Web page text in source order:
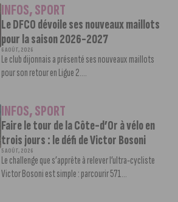
INFOS,SPORT
Le DFCO dévoile ses nouveaux maillots
pour la saison 2026-2027
6 AOÛT, 2026
Le club dijonnais a présenté ses nouveaux maillots
pour son retour en Ligue 2....
INFOS,SPORT
Faire le tour de la Côte-d’Or à vélo en
trois jours : le défi de Victor Bosoni
5 AOÛT, 2026
Le challenge que s’apprête à relever l’ultra-cycliste
Victor Bosoni est simple : parcourir 571...